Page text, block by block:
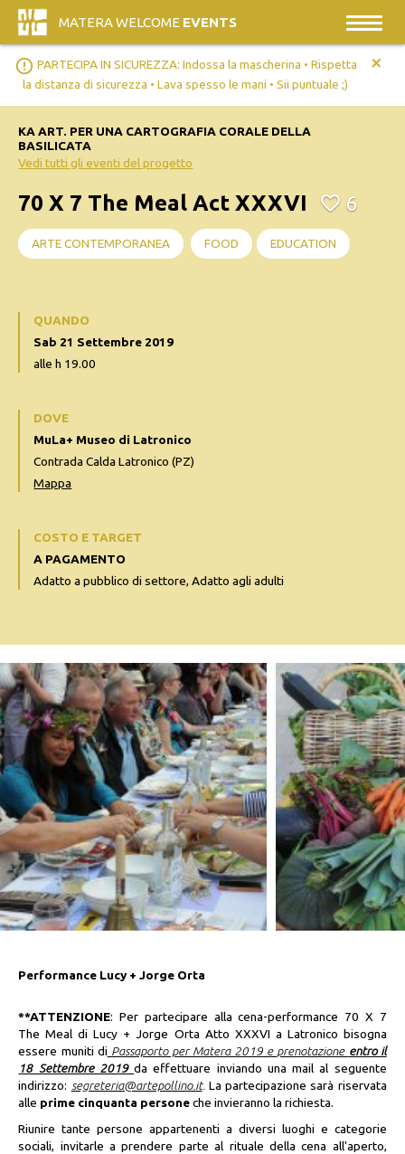
MATERA WELCOME EVENTS
error_outline PARTECIPA IN SICUREZZA: Indossa la mascherina • Rispetta
la distanza di sicurezza • Lava spesso le mani • Sii puntuale ;)
+
Performance Lucy + Jorge Orta
**ATTENZIONE:Per partecipare alla cena-performance 70 X 7
The Meal di Lucy + Jorge Orta Atto XXXVI a Latronico bisogna
essere muniti di Passaporto per Matera 2019 e prenotazione entro il
18 Settembre 2019 da effettuare inviando una mail al seguente
indirizzo: segreteria@artepollino.it. La partecipazione sarà riservata
alle prime cinquanta personeche invieranno la richiesta.
Riunire tante persone appartenenti a diversi luoghi e categorie
sociali, invitarle a prendere parte al rituale della cena all'aperto,
KA ART. PER UNA CARTOGRAFIA CORALE DELLA
BASILICATA
Vedi tutti gli eventi del progetto
70 X 7 The Meal Act XXXVI 6
ARTE CONTEMPORANEA FOOD EDUCATION
QUANDO
Sab 21 Settembre 2019
alle h 19.00
DOVE
MuLa+ Museo di Latronico
Contrada Calda Latronico (PZ)
Mappa
COSTO E TARGET
A PAGAMENTO
Adatto a pubblico di settore, Adatto agli adulti